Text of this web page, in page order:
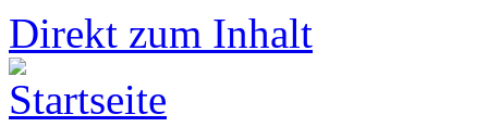
Direkt zum Inhalt